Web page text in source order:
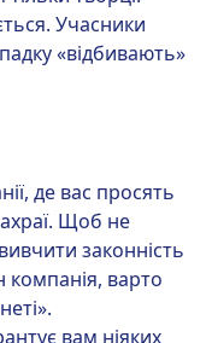
Учасники
«відбивають»
де вас просять
Щоб не
законність
варто
вам ніяких